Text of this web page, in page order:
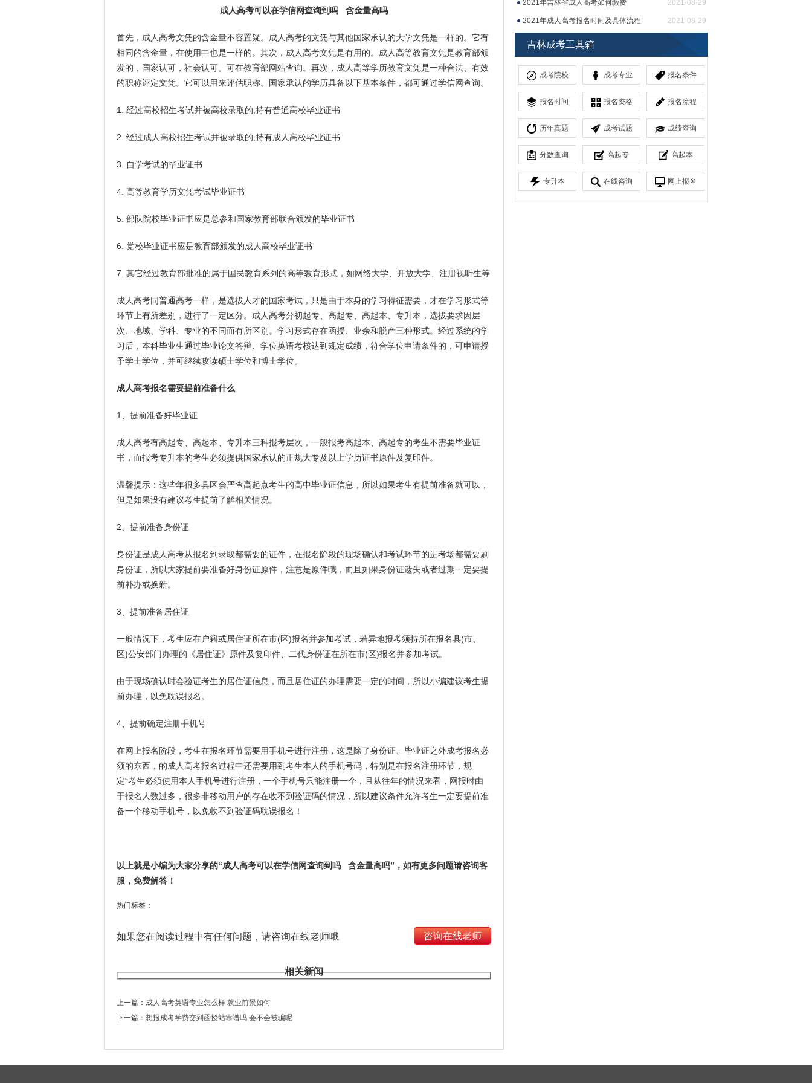
成人高考可以在学信网查询到吗 含金量高吗
首先，成人高考文凭的含金量不容置疑。成人高考的文凭与其他国家承认的大学文凭是一样的。它有
相同的含金量，在使用中也是一样的。其次，成人高考文凭是有用的。成人高等教育文凭是教育部颁
发的，国家认可，社会认可。可在教育部网站查询。再次，成人高等学历教育文凭是一种合法、有效
的职称评定文凭。它可以用来评估职称。国家承认的学历具备以下基本条件，都可通过学信网查询。
1. 经过高校招生考试并被高校录取的,持有普通高校毕业证书
2. 经过成人高校招生考试并被录取的,持有成人高校毕业证书
3. 自学考试的毕业证书
4. 高等教育学历文凭考试毕业证书
5. 部队院校毕业证书应是总参和国家教育部联合颁发的毕业证书
6. 党校毕业证书应是教育部颁发的成人高校毕业证书
7. 其它经过教育部批准的属于国民教育系列的高等教育形式，如网络大学、开放大学、注册视听生等
成人高考同普通高考一样，是选拔人才的国家考试，只是由于本身的学习特征需要，才在学习形式等
环节上有所差别，进行了一定区分。成人高考分初起专、高起专、高起本、专升本，选拔要求因层
次、地域、学科、专业的不同而有所区别。学习形式存在函授、业余和脱产三种形式。经过系统的学
习后，本科毕业生通过毕业论文答辩、学位英语考核达到规定成绩，符合学位申请条件的，可申请授
予学士学位，并可继续攻读硕士学位和博士学位。
成人高考报名需要提前准备什么
1、提前准备好毕业证
成人高考有高起专、高起本、专升本三种报考层次，一般报考高起本、高起专的考生不需要毕业证
书，而报考专升本的考生必须提供国家承认的正规大专及以上学历证书原件及复印件。
温馨提示：这些年很多县区会严查高起点考生的高中毕业证信息，所以如果考生有提前准备就可以，
但是如果没有建议考生提前了解相关情况。
2、提前准备身份证
身份证是成人高考从报名到录取都需要的证件，在报名阶段的现场确认和考试环节的进考场都需要刷
身份证，所以大家提前要准备好身份证原件，注意是原件哦，而且如果身份证遗失或者过期一定要提
前补办或换新。
3、提前准备居住证
一般情况下，考生应在户籍或居住证所在市(区)报名并参加考试，若异地报考须持所在报名县(市、
区)公安部门办理的《居住证》原件及复印件、二代身份证在所在市(区)报名并参加考试。
由于现场确认时会验证考生的居住证信息，而且居住证的办理需要一定的时间，所以小编建议考生提
前办理，以免耽误报名。
4、提前确定注册手机号
在网上报名阶段，考生在报名环节需要用手机号进行注册，这是除了身份证、毕业证之外成考报名必
须的东西，的成人高考报名过程中还需要用到考生本人的手机号码，特别是在报名注册环节，规
定“考生必须使用本人手机号进行注册，一个手机号只能注册一个，且从往年的情况来看，网报时由
于报名人数过多，很多非移动用户的存在收不到验证码的情况，所以建议条件允许考生一定要提前准
备一个移动手机号，以免收不到验证码耽误报名！
以上就是小编为大家分享的“成人高考可以在学信网查询到吗 含金量高吗”，如有更多问题请咨询客
服，免费解答！
热门标签：
如果您在阅读过程中有任何问题，请咨询在线老师哦 咨询在线老师
相关新闻
上一篇： 成人高考英语专业怎么样 就业前景如何
下一篇： 想报成考学费交到函授站靠谱吗 会不会被骗呢
2021年吉林省成人高考如何缴费 2021-08-29
2021年成人高考报名时间及具体流程 2021-08-29
吉林省成人教育高起本考试科目
吉林成考工具箱
成考院校 成考专业 报名条件
报名时间 报名资格 报名流程
历年真题 成考试题 成绩查询
分数查询 高起专 高起本
专升本 在线咨询 网上报名